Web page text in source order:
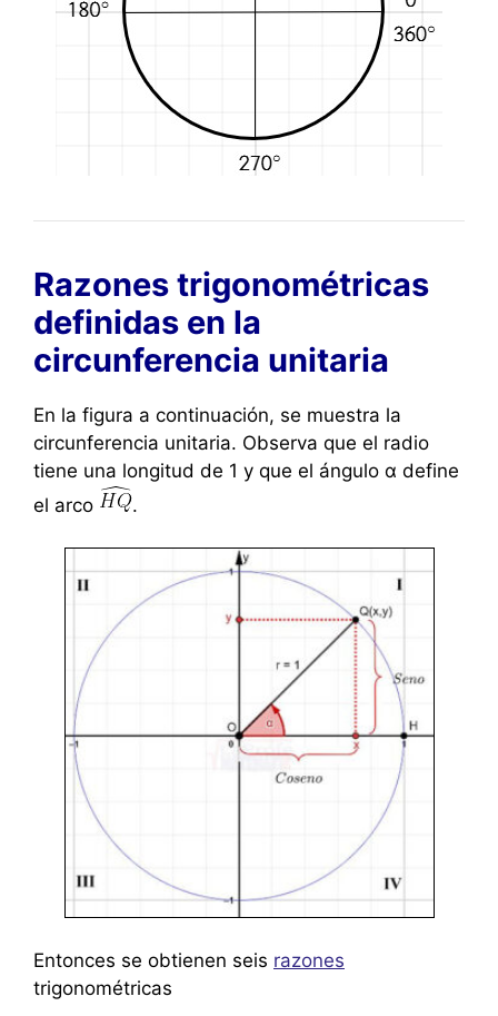
Razones trigonométricas
definidas en la
circunferencia unitaria
En la figura a continuación, se muestra la
circunferencia unitaria. Observa que el radio
tiene una longitud de 1 y que el ángulo α define
el arco
.
Entonces se obtienen seis razones
trigonométricas